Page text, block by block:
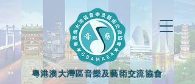
粵港澳大灣區音樂及藝術交流協會